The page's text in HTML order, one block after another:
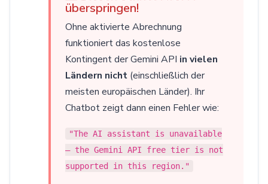
überspringen!
Ohne aktivierte Abrechnung
funktioniert das kostenlose
Kontingent der Gemini API in vielen
Ländern nicht (einschließlich der
meisten europäischen Länder). Ihr
Chatbot zeigt dann einen Fehler wie:
"The AI assistant is unavailable
— the Gemini API free tier is not
supported in this region."
Powered by chaterimo